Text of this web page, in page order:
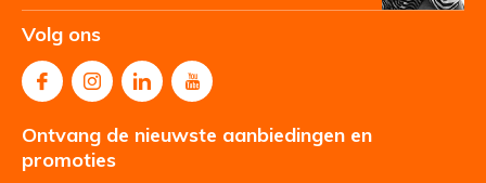
Volg ons
Ontvang de nieuwste aanbiedingen en
promoties